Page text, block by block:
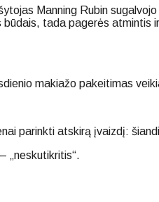
Manning Rubin
tada pagerės atmintis
makiažo pakeitimas
parinkti atskirą įvaizdį:
„neskutikritis“.